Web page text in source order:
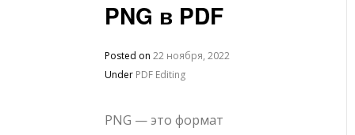
PNG в PDF
Posted on22 ноября, 2022
Under PDF Editing
PNG — это формат